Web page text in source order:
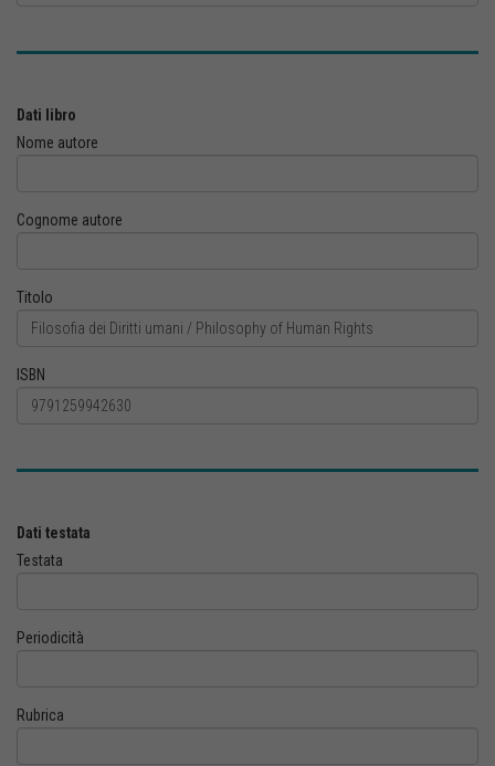
Dati libro
Nome autore
Cognome autore
Titolo
ISBN
Dati testata
Testata
Periodicità
Rubrica